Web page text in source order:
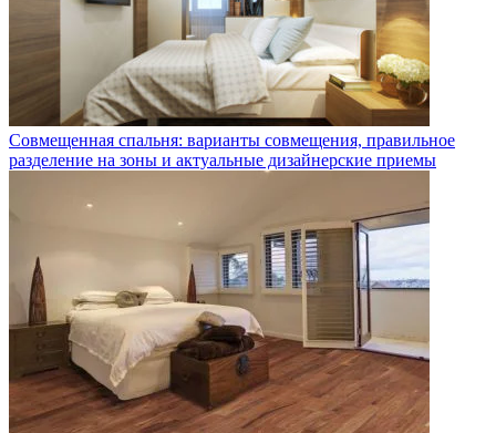
Совмещенная спальня: варианты совмещения, правильное
разделение на зоны и актуальные дизайнерские приемы